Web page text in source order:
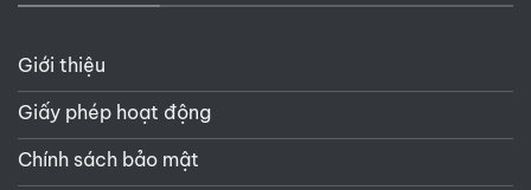
Giới thiệu
Giấy phép hoạt động
Chính sách bảo mật